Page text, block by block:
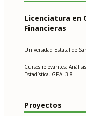
Licenciatura en
Financieras
Universidad Estatal de
Cursos relevantes:
Estadística. GPA: 3.8
Proyectos